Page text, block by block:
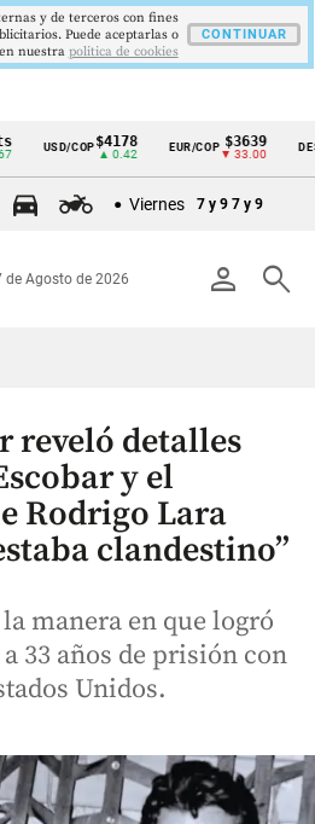
USD/COP$4178
▲ 0.42
EUR/COP $3639
▼ 33.00
Viernes 7 y 9 7 y 9
person search
de Agosto de 2026
reveló detalles
y el
Rodrigo Lara
clandestino”
manera en que logró
33 años de prisión con
Unidos.
y de terceros con fines
Puede aceptarlas o
nuestra politica de cookies
CONTINUAR